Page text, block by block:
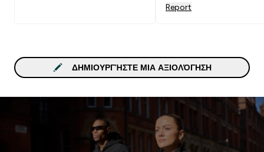
Report
ΔΗΜΙΟΥΡΓΉΣΤΕ ΜΙΑ ΑΞΙΟΛΌΓΗΣΗ